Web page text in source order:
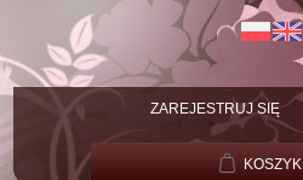
ZAREJESTRUJ SIĘ
KOSZYK